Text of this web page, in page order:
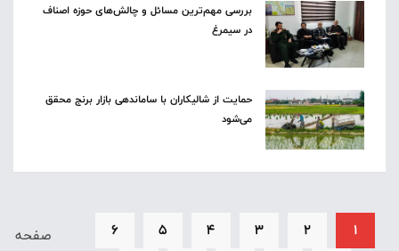
بررسی مهم‌ترین مسائل و چالش‌های حوزه اصناف
در سیمرغ
حمایت از شالیکاران با ساماندهی بازار برنج محقق
می‌شود
1
2
3
4
5
6
صفحه